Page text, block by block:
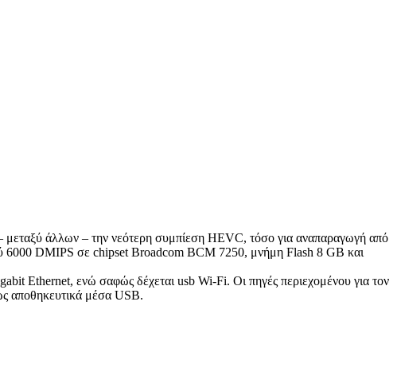
μεταξύ άλλων – την νεότερη συμπίεση HEVC, τόσο για αναπαραγωγή από
6000 DMIPS σε chipset Broadcom BCM 7250, μνήμη Flash 8 GB και
Ethernet, ενώ σαφώς δέχεται usb Wi-Fi. Οι πηγές περιεχομένου για τον
αποθηκευτικά μέσα USB.